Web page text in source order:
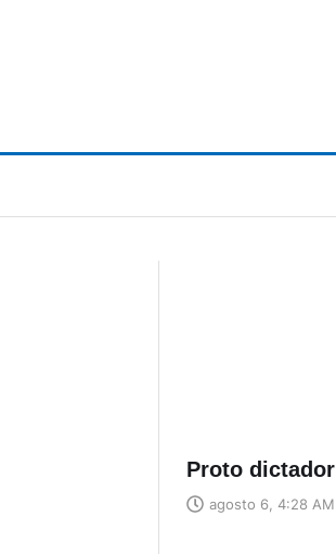
Proto dictador
agosto 6, 4:28 AM